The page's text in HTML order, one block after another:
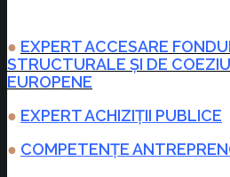
● EXPERT ACCESARE
STRUCTURALE ȘI DE
EUROPENE
● EXPERT ACHIZIȚII PUBLICE
● COMPETENȚE